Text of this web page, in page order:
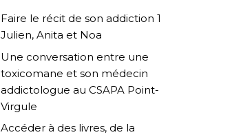
Faire le récit de son addiction 1
Julien, Anita et Noa
Une conversation entre une
toxicomane et son médecin
addictologue au CSAPA Point-
Virgule
Accéder à des livres, de la